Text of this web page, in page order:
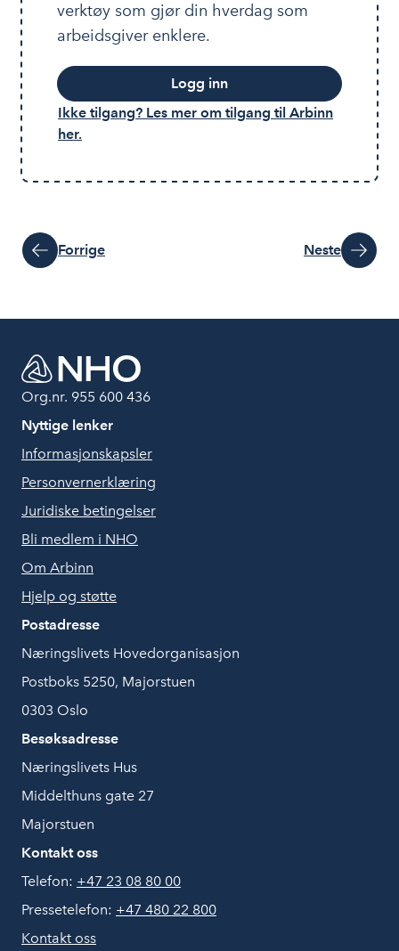
verktøy som gjør din hverdag som
arbeidsgiver enklere.
Logg inn
Ikke tilgang? Les mer om tilgang til Arbinn
her.
Forrige Neste
Org.nr. 955 600 436
Nyttige lenker
Informasjonskapsler
Personvernerklæring
Juridiske betingelser
Bli medlem i NHO
Om Arbinn
Hjelp og støtte
Postadresse
Næringslivets Hovedorganisasjon
Postboks 5250, Majorstuen
0303 Oslo
Besøksadresse
Næringslivets Hus
Middelthuns gate 27
Majorstuen
Kontakt oss
Telefon: +47 23 08 80 00
Pressetelefon: +47 480 22 800
Kontakt oss